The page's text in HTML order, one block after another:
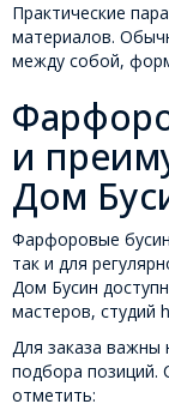
Практические
материалов.
между собой,
и
Дом
Фарфоровые
так и для
Дом Бусин
мастеров, студий
Для заказа важны
подбора позиций.
отметить: